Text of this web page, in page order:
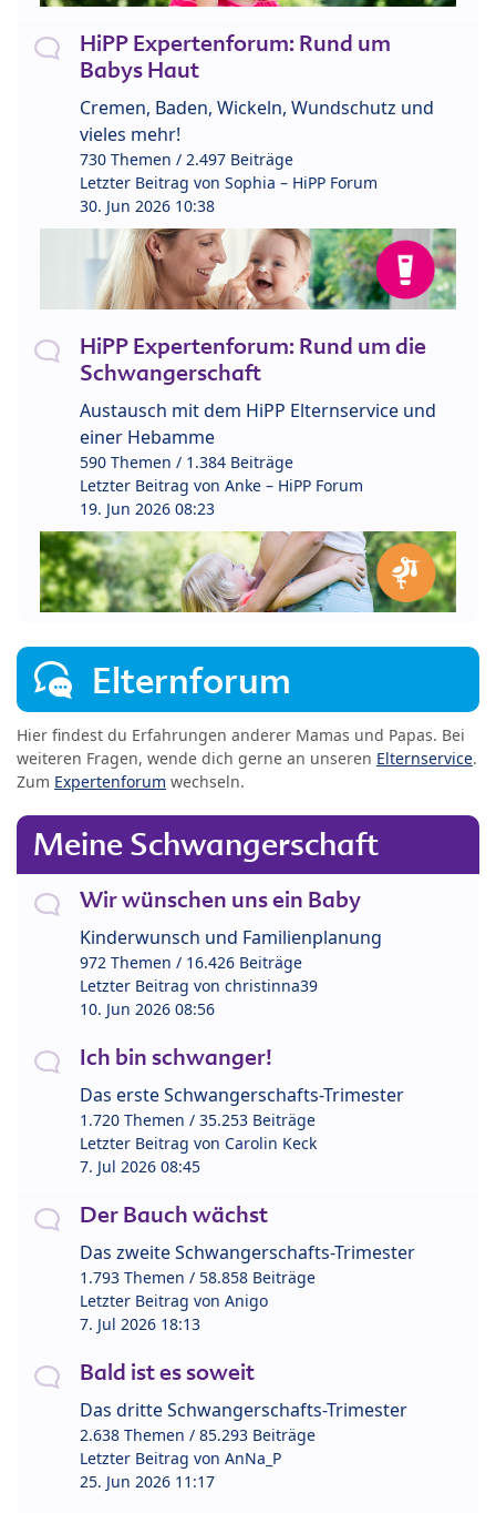
HiPP Expertenforum: Rund um
Babys Haut
Cremen, Baden, Wickeln, Wundschutz und
vieles mehr!
730 Themen / 2.497 Beiträge
Letzter Beitrag von Sophia – HiPP Forum
30. Jun 2026 10:38
HiPP Expertenforum: Rund um die
Schwangerschaft
Austausch mit dem HiPP Elternservice und
einer Hebamme
590 Themen / 1.384 Beiträge
Letzter Beitrag von Anke – HiPP Forum
19. Jun 2026 08:23
Elternforum
Hier findest du Erfahrungen anderer Mamas und Papas. Bei
weiteren Fragen, wende dich gerne an unseren Elternservice.
Zum Expertenforum wechseln.
Meine Schwangerschaft
Wir wünschen uns ein Baby
Kinderwunsch und Familienplanung
972 Themen / 16.426 Beiträge
Letzter Beitrag von christinna39
10. Jun 2026 08:56
Ich bin schwanger!
Das erste Schwangerschafts-Trimester
1.720 Themen / 35.253 Beiträge
Letzter Beitrag von Carolin Keck
7. Jul 2026 08:45
Der Bauch wächst
Das zweite Schwangerschafts-Trimester
1.793 Themen / 58.858 Beiträge
Letzter Beitrag von Anigo
7. Jul 2026 18:13
Bald ist es soweit
Das dritte Schwangerschafts-Trimester
2.638 Themen / 85.293 Beiträge
Letzter Beitrag von AnNa_P
25. Jun 2026 11:17